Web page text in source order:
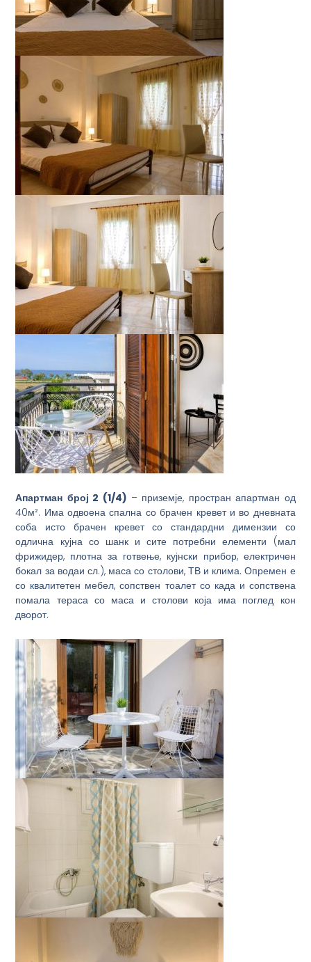
Апартман број 2 (1/4) – приземје, простран апартман од
40м². Има одвоена спална со брачен кревет и во дневната
соба исто брачен кревет со стандардни димензии со
одлична кујна со шанк и сите потребни елементи (мал
фрижидер, плотна за готвење, кујнски прибор, електричен
бокал за водаи сл.), маса со столови, ТВ и клима. Опремен е
со квалитетен мебел, сопствен тоалет со када и сопствена
помала тераса со маса и столови која има поглед кон
дворот.